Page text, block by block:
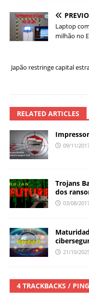
Laptop
milhão no
Japão restringe capital
RELATED ARTICLES
09/11/
Trojans
dos
03/08/
21/10/
4 TRACKBACKS /